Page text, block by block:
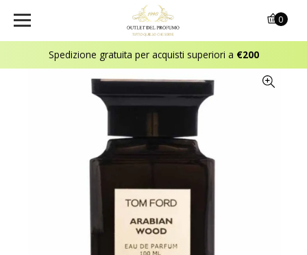
Spedizione gratuita per acquisti superiori a €200
0